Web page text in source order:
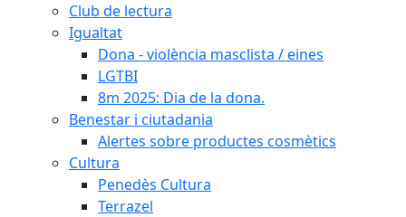
Club de lectura
Igualtat
Dona - violència masclista / eines
LGTBI
8m 2025: Dia de la dona.
Benestar i ciutadania
Alertes sobre productes cosmètics
Cultura
Penedès Cultura
Terrazel